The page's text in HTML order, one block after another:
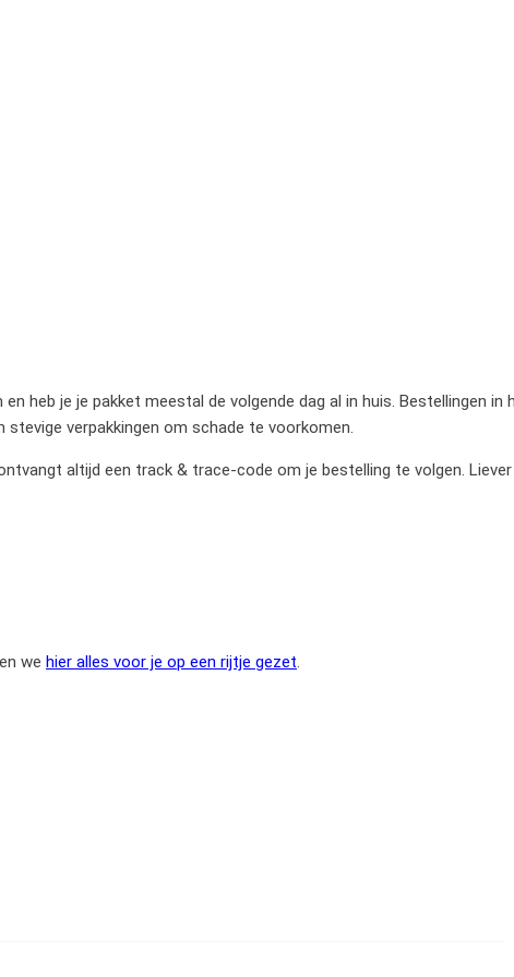
heb je je pakket meestal de volgende dag al in huis. Bestellingen in
stevige verpakkingen om schade te voorkomen.
altijd een track & trace-code om je bestelling te volgen.
we hier alles voor je op een rijtje gezet.